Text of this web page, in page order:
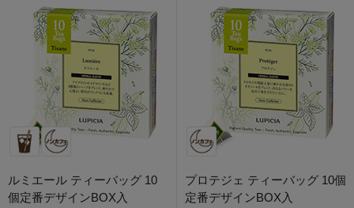
ルミエール ティーバッグ 10
個定番デザインBOX入
プロテジェ ティーバッグ 10個
定番デザインBOX入